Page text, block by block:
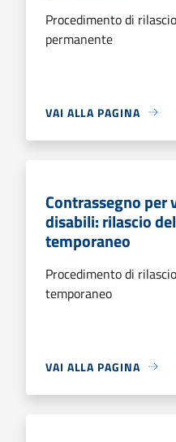
Procedimento di
permanente
VAI ALLA PAGINA
Contrassegno per
disabili: rilascio
temporaneo
Procedimento di
temporaneo
VAI ALLA PAGINA